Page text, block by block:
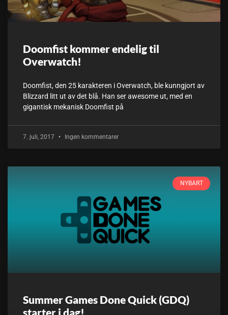
Doomfist kommer endelig til
Overwatch!
Doomfist, den 25 karakteren i Overwatch, ble kunngjort av
Blizzard litt ut av det blå. Han ser awesome ut, med en
gigantisk mekanisk Doomfist på
7. juli, 2017 Ingen kommentarer
NYBART
Summer Games Done Quick (GDQ)
starter i dag!